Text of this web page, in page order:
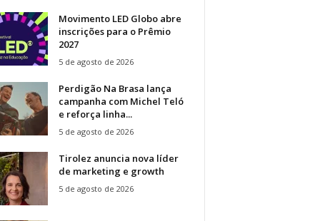
Movimento LED Globo abre
inscrições para o Prêmio
2027
5 de agosto de 2026
Perdigão Na Brasa lança
campanha com Michel Teló
e reforça linha...
5 de agosto de 2026
Tirolez anuncia nova líder
de marketing e growth
5 de agosto de 2026